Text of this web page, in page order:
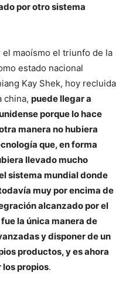
por otro sistema
maoísmo el triunfo de la
estado nacional
Kay Shek, hoy recluida
china, puede llegar a
porque lo hace
manera no hubiera
que, en forma
llevado mucho
sistema mundial donde
muy por encima de
alcanzado por el
la única manera de
y disponer de un
productos, y es ahora
los propios.